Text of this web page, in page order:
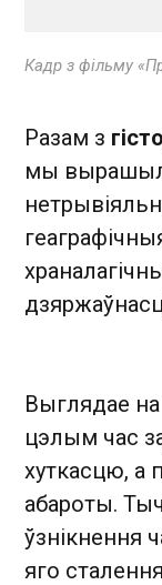
Кадр з фільму
Разам з
мы
Выглядае
цэлым час
хуткасцю, а
абароты.
ўзнікнення
яго